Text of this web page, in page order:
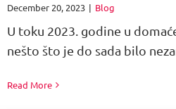
December 20, 2023 | Blog
U toku 2023. godine u
nešto što je do sada bilo
Read More